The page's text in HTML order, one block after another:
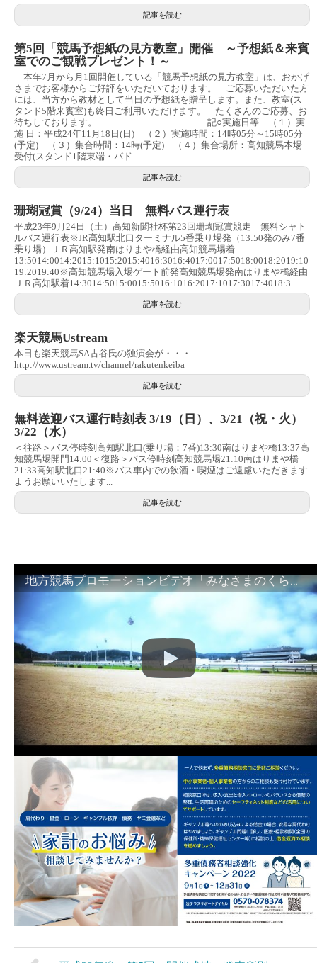
記事を読む
第5回「競馬予想紙の見方教室」開催 ～予想紙＆来賓
室でのご観戦プレゼント！～
本年7月から月1回開催している「競馬予想紙の見方教室」は、おかげ
さまでお客様からご好評をいただいております。 ご応募いただいた方
には、当方から教材として当日の予想紙を贈呈します。また、教室(ス
タンド5階来賓室)も終日ご利用いただけます。 たくさんのご応募、お
待ちしております。 記○実施日等 （１）実
施 日：平成24年11月18日(日) （２）実施時間：14時05分～15時05分
(予定) （３）集合時間：14時(予定) （４）集合場所：高知競馬本場
受付(スタンド1階東端・パド...
記事を読む
珊瑚冠賞（9/24）当日 無料バス運行表
平成23年9月24日（土）高知新聞社杯第23回珊瑚冠賞競走 無料シャト
ルバス運行表※JR高知駅北口ターミナル5番乗り場発（13:50発のみ7番
乗り場）ＪＲ高知駅発南はりまや橋経由高知競馬場着
13:5014:0014:2015:1015:2015:4016:3016:4017:0017:5018:0018:2019:10
19:2019:40※高知競馬場入場ゲート前発高知競馬場発南はりまや橋経由
ＪＲ高知駅着14:3014:5015:0015:5016:1016:2017:1017:3017:4018:3...
記事を読む
楽天競馬Ustream
本日も楽天競馬SA古谷氏の独演会が・・・
http://www.ustream.tv/channel/rakutenkeiba
記事を読む
無料送迎バス運行時刻表 3/19（日）、3/21（祝・火）
3/22（水）
＜往路＞バス停時刻高知駅北口(乗り場：7番)13:30南はりまや橋13:37高
知競馬場開門14:00＜復路＞バス停時刻高知競馬場21:10南はりまや橋
21:33高知駅北口21:40※バス車内での飲酒・喫煙はご遠慮いただきます
ようお願いいたします...
記事を読む
地方競馬プロモーションビデオ「みなさまのくらしのために」30秒篇｜NAR公式